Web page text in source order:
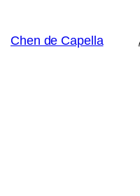
Chen de Capella